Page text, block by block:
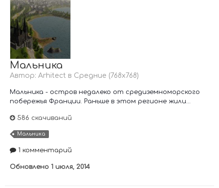
Мальника
Автор: Arhitect в Средние (768х768)
Мальника - остров недалеко от средиземноморского
побережья Франции. Раньше в этом регионе жили...
586 скачиваний
Мальника
1 комментарий
Обновлено 1 июля, 2014